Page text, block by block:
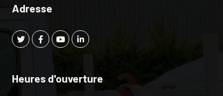
Adresse
Heures d'ouverture